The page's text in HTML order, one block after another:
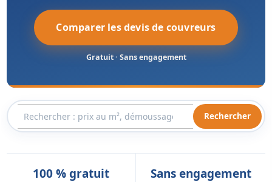
Comparer les devis de couvreurs
Gratuit · Sans engagement
Rechercher
100 % gratuit Sans engagement